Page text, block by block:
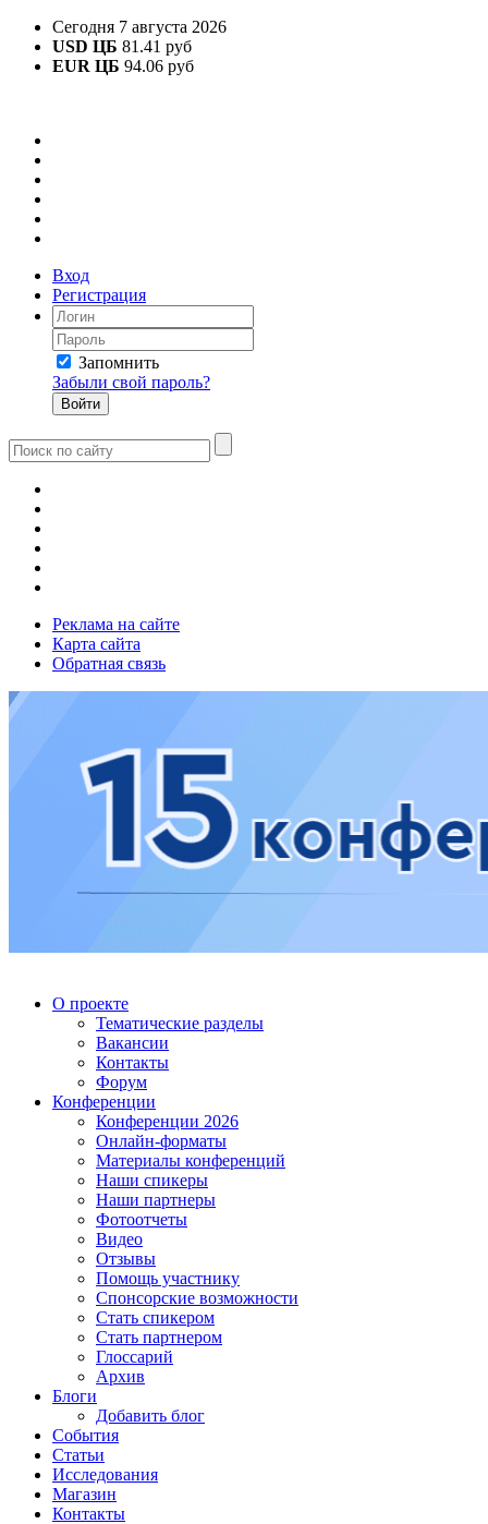
Сегодня 7 августа 2026
USD ЦБ 81.41 руб
EUR ЦБ 94.06 руб
Вход
Регистрация
Запомнить
Забыли свой пароль?
Реклама на сайте
Карта сайта
Обратная связь
О проекте
Тематические разделы
Вакансии
Контакты
Форум
Конференции
Конференции 2026
Онлайн-форматы
Материалы конференций
Наши спикеры
Наши партнеры
Фотоотчеты
Видео
Отзывы
Помощь участнику
Спонсорские возможности
Стать спикером
Стать партнером
Глоссарий
Архив
Блоги
Добавить блог
События
Статьи
Исследования
Магазин
Контакты